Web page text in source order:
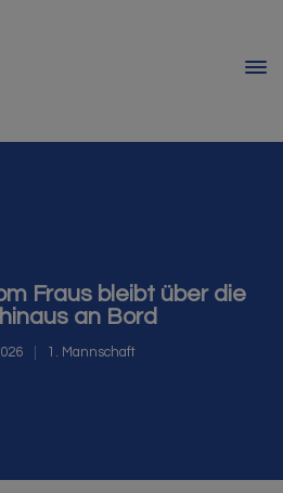
Fraus bleibt über die
an Bord
1. Mannschaft